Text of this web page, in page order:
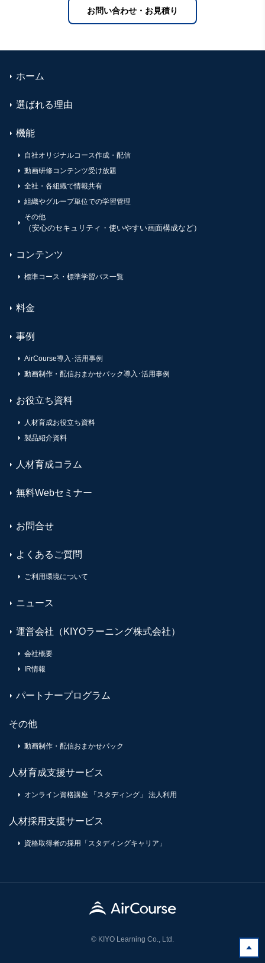
お問い合わせ・お見積り
ホーム
選ばれる理由
機能
自社オリジナルコース作成・配信
動画研修コンテンツ受け放題
全社・各組織で情報共有
組織やグループ単位での学習管理
その他
（安心のセキュリティ・使いやすい画面構成など）
コンテンツ
標準コース・標準学習パス一覧
料金
事例
AirCourse導入･活用事例
動画制作・配信おまかせパック導入･活用事例
お役立ち資料
人材育成お役立ち資料
製品紹介資料
人材育成コラム
無料Webセミナー
お問合せ
よくあるご質問
ご利用環境について
ニュース
運営会社（KIYOラーニング株式会社）
会社概要
IR情報
パートナープログラム
その他
動画制作・配信おまかせパック
人材育成支援サービス
オンライン資格講座 「スタディング」 法人利用
人材採用支援サービス
資格取得者の採用「スタディングキャリア」
© KIYO Learning Co., Ltd.